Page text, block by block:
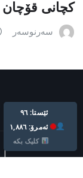
کچانی قۆچان
سەرنوسەر
|
Live: 96
Today: 1,886
Click Here